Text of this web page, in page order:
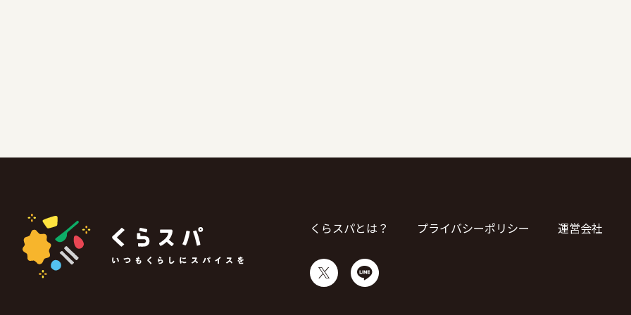
くらスパとは？ プライバシーポリシー 運営会社